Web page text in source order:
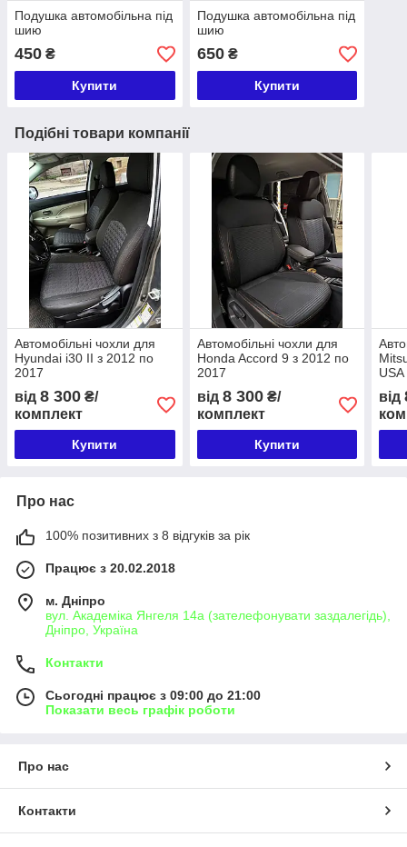
Подушка автомобільна під
шию
450 ₴
Купити
Подушка автомобільна під
шию
650₴
Купити
Подібні товари компанії
Автомобільні чохли для
Hyundai i30 II з 2012 по
2017
від 8 300 ₴/
комплект
Купити
Автомобільні чохли для
Honda Accord 9 з 2012 по
2017
від 8 300₴/
комплект
Купити
USA
від
Про нас
100% позитивних з 8 відгуків за рік
Працює з 20.02.2018
м. Дніпро
вул. Академіка Янгеля 14а (зателефонувати заздалегідь),
Дніпро, Україна
Контакти
Сьогодні працює з 09:00 до 21:00
Показати весь графік роботи
Про нас
Контакти